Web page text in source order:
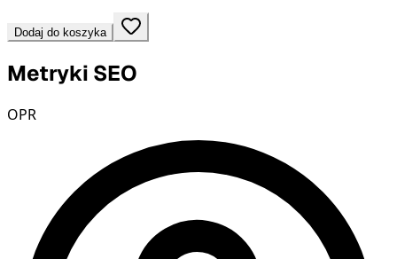
Dodaj do koszyka
Metryki SEO
OPR